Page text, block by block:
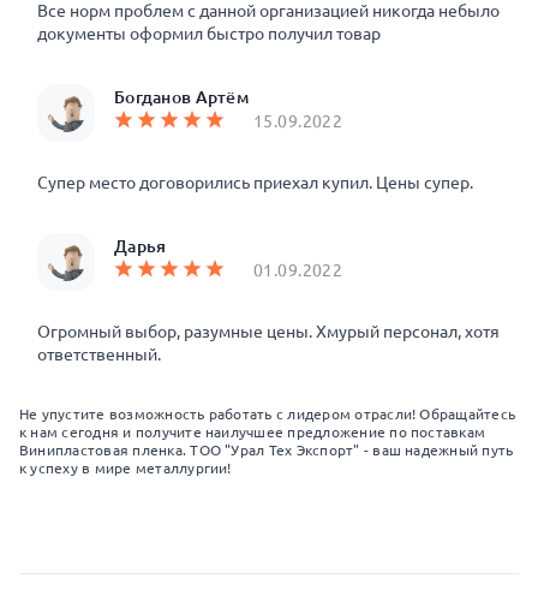
Все норм проблем с данной организацией никогда небыло
документы оформил быстро получил товар
Богданов Артём
15.09.2022
Супер место договорились приехал купил. Цены супер.
Дарья
01.09.2022
Огромный выбор, разумные цены. Хмурый персонал, хотя
ответственный.
Не упустите возможность работать с лидером отрасли! Обращайтесь
к нам сегодня и получите наилучшее предложение по поставкам
Винипластовая пленка. ТОО "Урал Тех Экспорт" - ваш надежный путь
к успеху в мире металлургии!